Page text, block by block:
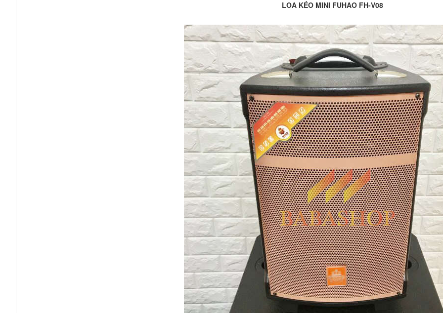
LOA KÉO MINI FUHAO FH-V08